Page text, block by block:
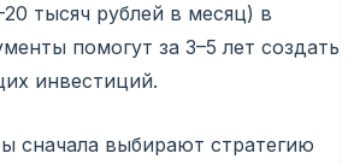
тысяч рублей в месяц) в
помогут за 3–5 лет создать
инвестиций.
сначала выбирают стратегию